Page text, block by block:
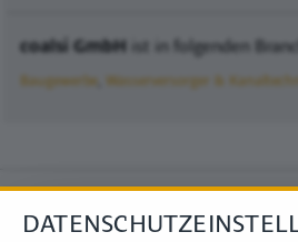
coalsi GmbH ist in folgenden
Baugewerbe Wasserversorger &